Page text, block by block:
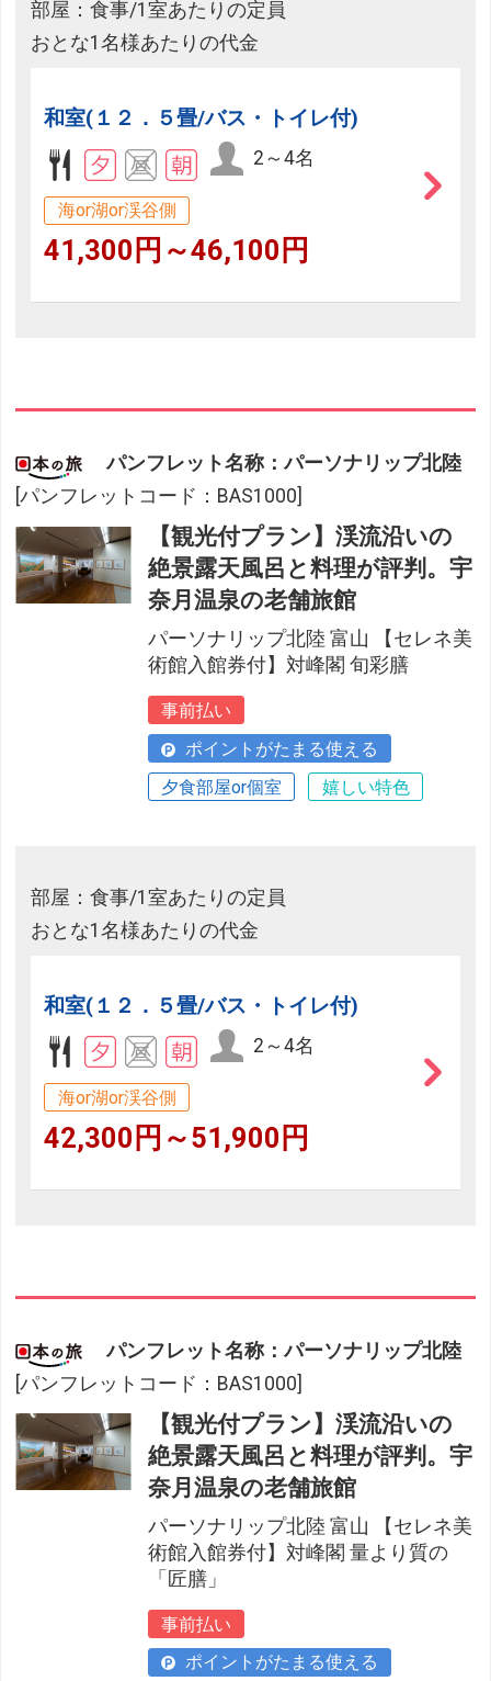
部屋：食事/1室あたりの定員
おとな1名様あたりの代金
和室(１２．５畳/バス・トイレ付)
2～4名
海or湖or渓谷側
41,300円～46,100円
パンフレット名称：パーソナリップ北陸
[パンフレットコード：BAS1000]
【観光付プラン】渓流沿いの
絶景露天風呂と料理が評判。宇
奈月温泉の老舗旅館
パーソナリップ北陸 富山 【セレネ美
術館入館券付】対峰閣 旬彩膳
事前払い
ポイントがたまる使える
夕食部屋or個室
嬉しい特色
部屋：食事/1室あたりの定員
おとな1名様あたりの代金
和室(１２．５畳/バス・トイレ付)
2～4名
海or湖or渓谷側
42,300円～51,900円
パンフレット名称：パーソナリップ北陸
[パンフレットコード：BAS1000]
【観光付プラン】渓流沿いの
絶景露天風呂と料理が評判。宇
奈月温泉の老舗旅館
パーソナリップ北陸 富山 【セレネ美
術館入館券付】対峰閣 量より質の
「匠膳」
事前払い
ポイントがたまる使える